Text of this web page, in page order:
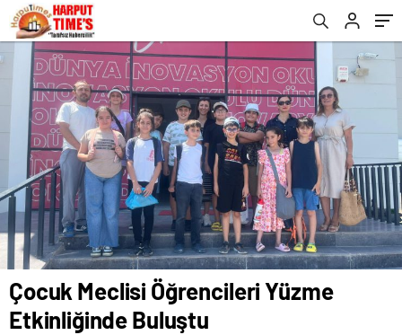
‎Çocuk Meclisi Öğrencileri Yüzme
Etkinliğinde Buluştu